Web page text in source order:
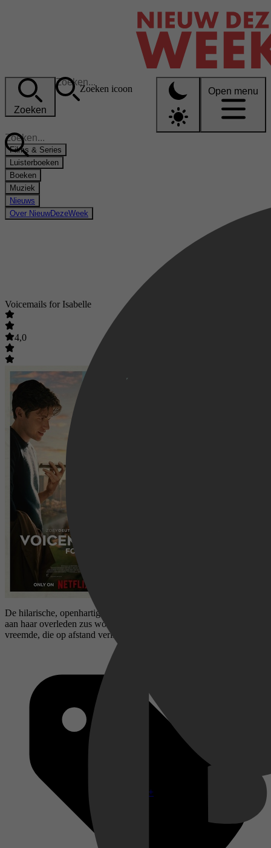
Zoeken
Zoeken icoon Open menu
Films & Series
Disney+
Luisterboeken
Boeken
Muziek
Nieuws
Over NieuwDezeWeek
Voicemails for Isabelle
4,0
De hilarische, openhartige voicemailberichten van een jonge vrouw
aan haar overleden zus worden onbewust doorgestuurd naar een
vreemde, die op afstand verliefd op haar wordt.